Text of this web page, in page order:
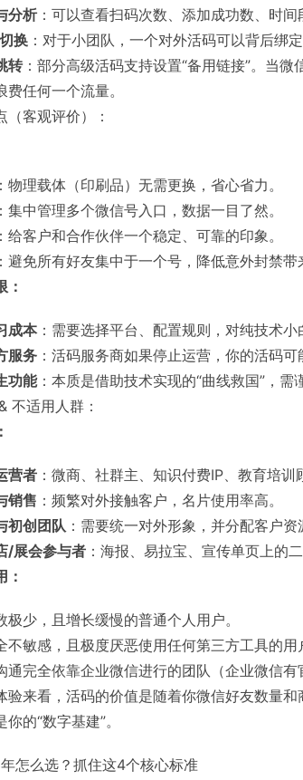
分析：可以查看扫码次数、添加成功数、时间
换 ：对于小团队，一个对外活码可以背后绑
转：部分高级活码支持设置“备用链接”。当
费任何一个流量。
（客观评价）：
：物理载体（印刷品）无需更换，省心省力。
：集中管理多个微信号入口，数据一目了然。
：给客户和合作伙伴一个稳定、可靠的印象。
：避免所有好友集中于一个号，降低意外封禁带
：
成本：需要选择平台、配置规则，对纯技术小
服务 ：活码服务商如果停止运营，你的活码可
功能：本质是借助技术实现的“曲线救国”，需
不适用人群：
营者 ：微商、社群主、知识付费IP、教育培训
销售 ：频繁对外接触客户，名片使用率高。
初创团队 ：需要统一对外形象，并分配客户资
/展会参与者 ：海报、易拉宝、宣传单页上的
：
极少，且增长缓慢的普通个人用户。
不敏感，且极度厌恶使用任何第三方工具的用
通完全依靠企业微信进行的团队（企业微信有
验来看，活码的价值是随着你微信好友数量
的“数字基建”。
怎么选？抓住这4个核心标准